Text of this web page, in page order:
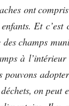
ont
Et
champs
à
pouvons
on